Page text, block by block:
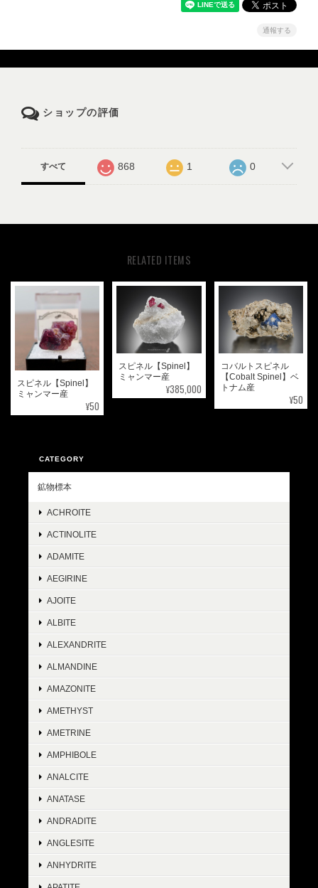
通報する
ショップの評価
すべて 868 1 0
RELATED ITEMS
スピネル【Spinel】
ミャンマー産
¥50
スピネル【Spinel】
ミャンマー産
¥385,000
コバルトスピネル
【Cobalt Spinel】ベ
トナム産
¥50
CATEGORY
鉱物標本
ACHROITE
ACTINOLITE
ADAMITE
AEGIRINE
AJOITE
ALBITE
ALEXANDRITE
ALMANDINE
AMAZONITE
AMETHYST
AMETRINE
AMPHIBOLE
ANALCITE
ANATASE
ANDRADITE
ANGLESITE
ANHYDRITE